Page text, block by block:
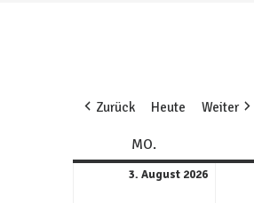
Zurück Heute Weiter
MO.
3. August 2026